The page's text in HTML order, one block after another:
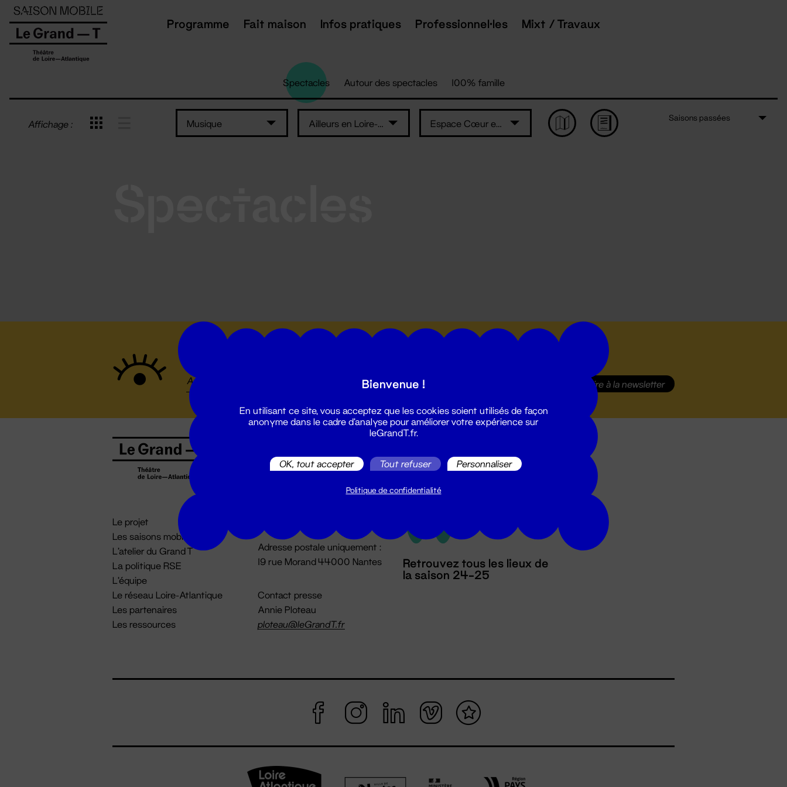
Programme Fait maison Infos pratiques Professionnel·les Mixt / Travaux
Spectacles Autour des spectacles 100% famille
Affichage : Musique Ailleurs en Loire-Atlantique Espace Cœur en Scène
Saisons passées
S'inscrire à la newsletter
Le projet
Les saisons mobiles
L'atelier du Grand T
La politique RSE
L'équipe
Le réseau Loire-Atlantique
Les partenaires
Les ressources
02 51 88 25 25
billetterie@leGrandT.fr
Du lundi au vendredi 14h → 18h
Adresse postale uniquement :
19 rue Morand 44000 Nantes
Contact presse
Annie Ploteau
ploteau@leGrandT.fr
Retrouvez tous les lieux de
la saison 24-25
Panneau de gestion des cookies
Bienvenue !
En utilisant ce site, vous acceptez que les cookies soient utilisés de façon
anonyme dans le cadre d'analyse pour améliorer votre expérience sur
leGrandT.fr.
OK, tout accepter Tout refuser Personnaliser
Politique de confidentialité